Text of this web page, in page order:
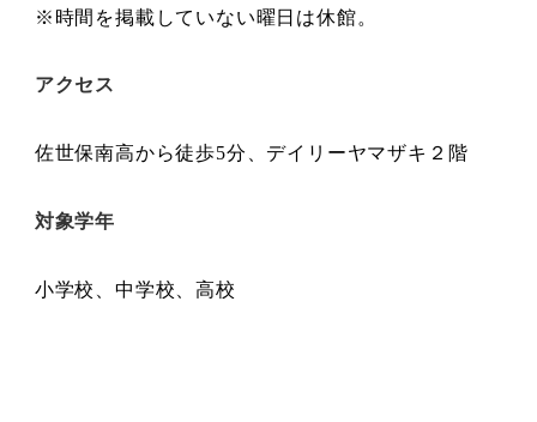
※時間を掲載していない曜日は休館。
アクセス
佐世保南高から徒歩5分、デイリーヤマザキ２階
対象学年
小学校、中学校、高校